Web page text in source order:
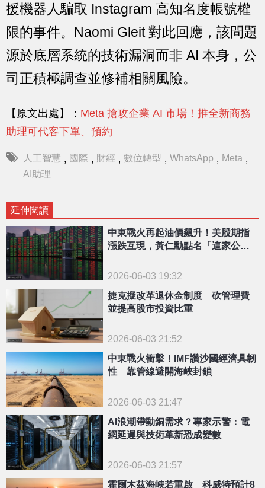
援機器人騙取 Instagram 高知名度帳號權
限的事件。Naomi Gleit 對此回應，該問題
源於底層系統的技術漏洞而非 AI 本身，公
司正積極調查並修補相關風險。
【原文出處】： Meta 搶攻企業 AI 市場！推全新商務
助理可代客下單、預約
人工智慧 , 國際 , 財經 , 數位轉型 , WhatsApp , Meta ,
AI助理
延伸閱讀
中東戰火再起油價飆升！美股期指
漲跌互現，黃仁勳點名「這家公
2026-06-03 19:32
捷克擬改革退休金制度 砍管理費
並提高股市投資比重
2026-06-03 21:52
中東戰火衝擊！IMF讚沙國經濟具韌
性 靠管線避開海峽封鎖
2026-06-03 21:47
AI浪潮帶動銅需求？專家示警：電
網延遲與技術革新恐成變數
2026-06-03 21:57
霍爾木茲海峽若重啟 科威特預計8